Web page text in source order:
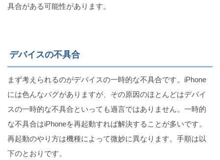
具合がある可能性があります。
デバイスの不具合
まず考えられるのがデバイスの一時的な不具合です。iPhone
には色んなバグがありますが、その原因のほとんどはデバイ
スの一時的な不具合といっても過言ではありません。一時的
な不具合はiPhoneを再起動すれば解決することが多いです。
再起動のやり方は機種によって微妙に異なります。手順は以
下のとおりです。